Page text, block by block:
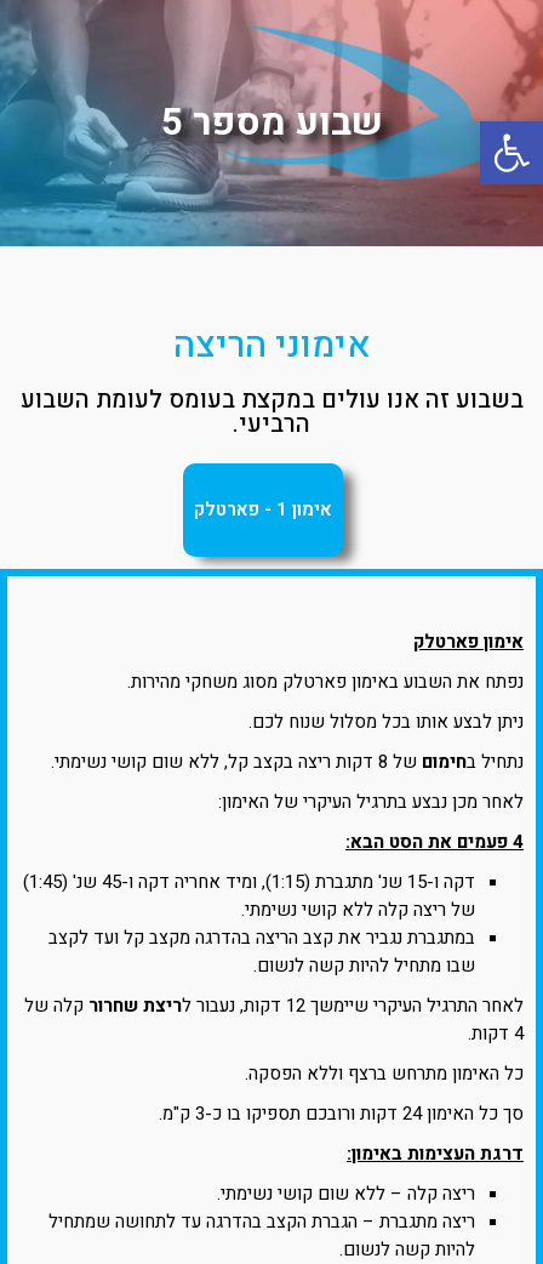
פתח סרגל נגישות שבוע מספר 5
אימוני הריצה
בשבוע זה אנו עולים במקצת בעומס לעומת השבוע
הרביעי.
אימון 1 - פארטלק
אימון פארטלק
נפתח את השבוע באימון פארטלק מסוג משחקי מהירות.
ניתן לבצע אותו בכל מסלול שנוח לכם.
נתחיל בחימום של 8 דקות ריצה בקצב קל, ללא שום קושי נשימתי.
לאחר מכן נבצע בתרגיל העיקרי של האימון:
4 פעמים את הסט הבא:
דקה ו-15 שנ' מתגברת (1:15), ומיד אחריה דקה ו-45 שנ' (1:45)
של ריצה קלה ללא קושי נשימתי.
במתגברת נגביר את קצב הריצה בהדרגה מקצב קל ועד לקצב
שבו מתחיל להיות קשה לנשום.
לאחר התרגיל העיקרי שיימשך 12 דקות, נעבור ל
ריצת שחרור קלה של
4 דקות.
כל האימון מתרחש ברצף וללא הפסקה.
סך כל האימון 24 דקות ורובכם תספיקו בו כ-3 ק"מ.
דרגת העצימות באימון:
ריצה קלה – ללא שום קושי נשימתי.
ריצה מתגברת – הגברת הקצב בהדרגה עד לתחושה שמתחיל
להיות קשה לנשום.